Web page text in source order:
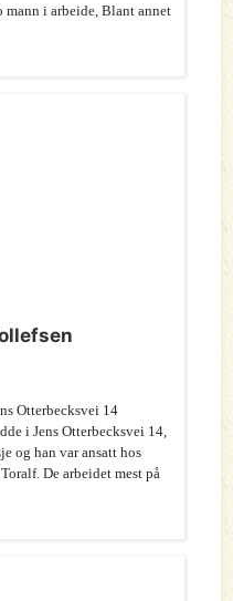
mann i arbeide, Blant annet
Otterbecksvei 14
i Jens Otterbecksvei 14,
og han var ansatt hos
De arbeidet mest på